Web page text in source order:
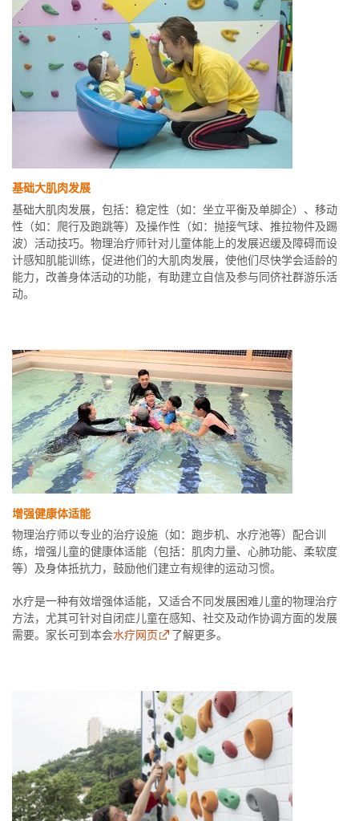
基础大肌肉发展
基础大肌肉发展，包括：稳定性（如：坐立平衡及单脚企）、移动
性（如：爬行及跑跳等）及操作性（如：抛接气球、推拉物件及踢
波）活动技巧。物理治疗师针对儿童体能上的发展迟缓及障碍而设
计感知肌能训练，促进他们的大肌肉发展，使他们尽快学会适龄的
能力，改善身体活动的功能，有助建立自信及参与同侪社群游乐活
动。
增强健康体适能
物理治疗师以专业的治疗设施（如：跑步机、水疗池等）配合训
练，增强儿童的健康体适能（包括：肌肉力量、心肺功能、柔软度
等）及身体抵抗力，鼓励他们建立有规律的运动习惯。
水疗是一种有效增强体适能，又适合不同发展困难儿童的物理治疗
方法，尤其可针对自闭症儿童在感知、社交及动作协调方面的发展
需要。家长可到本会水疗网页 了解更多。